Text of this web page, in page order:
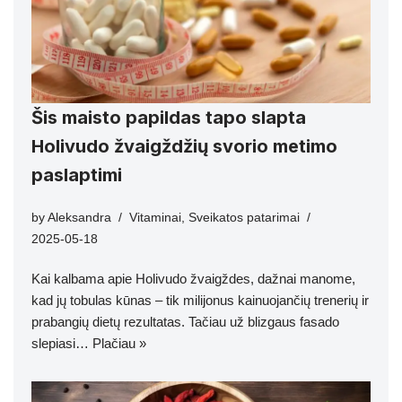
Šis maisto papildas tapo slapta
Holivudo žvaigždžių svorio metimo
paslaptimi
by Aleksandra Vitaminai, Sveikatos patarimai
2025-05-18
Kai kalbama apie Holivudo žvaigždes, dažnai manome,
kad jų tobulas kūnas – tik milijonus kainuojančių trenerių ir
prabangių dietų rezultatas. Tačiau už blizgaus fasado
slepiasi… Plačiau »